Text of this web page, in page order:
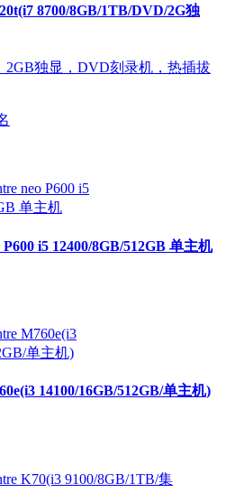
8700/8GB/1TB/DVD/2G独
2GB独显，DVD刻录机，热插拔
i5 12400/8GB/512GB 单主机
14100/16GB/512GB/单主机)